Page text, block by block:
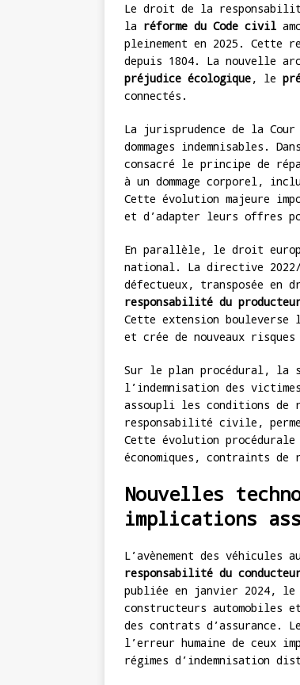
Le droit de la
la réforme du Code civil
pleinement en 2025. Cette
depuis 1804. La nouvelle
préjudice écologique, le
connectés.
La jurisprudence de la
dommages indemnisables.
consacré le principe de
à un dommage corporel,
Cette évolution majeure
et d’adapter leurs offres
En parallèle, le droit
national. La directive
défectueux, transposée
responsabilité du
Cette extension
et crée de nouveaux
Sur le plan procédural,
l’indemnisation des
assoupli les conditions de
responsabilité civile,
Cette évolution
économiques, contraints de
Nouvelles
implications
L’avènement des véhicules
responsabilité du
publiée en janvier 2024,
constructeurs automobiles
des contrats d’assurance.
l’erreur humaine de ceux
régimes d’indemnisation